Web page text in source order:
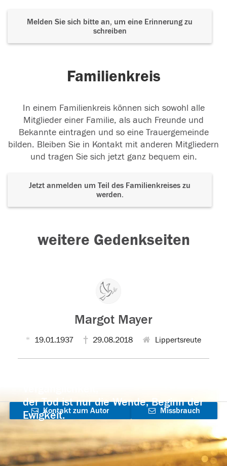
Melden Sie sich bitte an, um eine Erinnerung zu
schreiben
Familienkreis
In einem Familienkreis können sich sowohl alle
Mitglieder einer Familie, als auch Freunde und
Bekannte eintragen und so eine Trauergemeinde
bilden. Bleiben Sie in Kontakt mit anderen Mitgliedern
und tragen Sie sich jetzt ganz bequem ein.
Jetzt anmelden um Teil des Familienkreises zu
werden.
weitere Gedenkseiten
Margot Mayer
19.01.1937 29.08.2018 Lippertsreute
der Tod ist nur die Wende, Beginn der
Ewigkeit.
Kontakt zum Autor
aufnehmen
Missbrauch